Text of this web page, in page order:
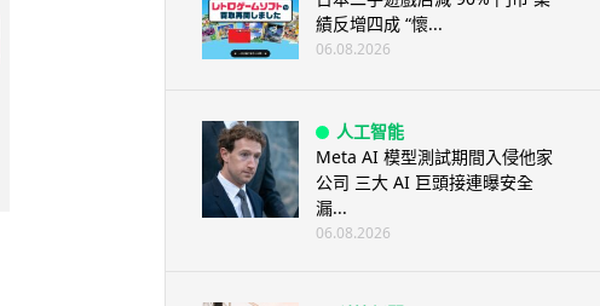
績反增四成 “懷...
06.08.2026
人工智能
Meta AI 模型測試期間入侵他家
公司 三大 AI 巨頭接連曝安全
漏...
06.08.2026